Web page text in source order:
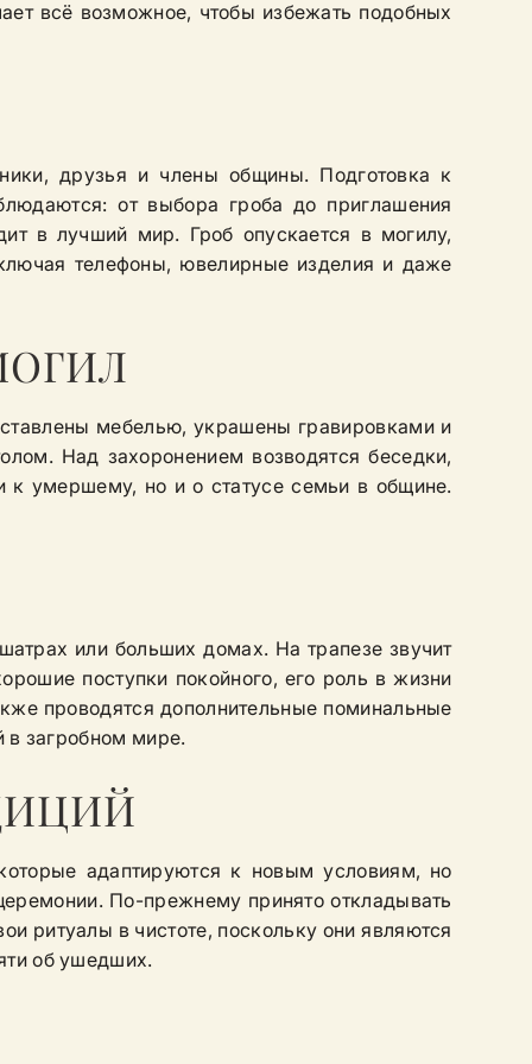
всё возможное, чтобы избежать подобных
друзья и члены общины. Подготовка к
от выбора гроба до приглашения
в лучший мир. Гроб опускается в могилу,
телефоны, ювелирные изделия и даже
мебелью, украшены гравировками и
Над захоронением возводятся беседки,
к умершему, но и о статусе семьи в общине.
или больших домах. На трапезе звучит
поступки покойного, его роль в жизни
проводятся дополнительные поминальные
в загробном мире.
адаптируются к новым условиям, но
По-прежнему принято откладывать
ритуалы в чистоте, поскольку они являются
об ушедших.